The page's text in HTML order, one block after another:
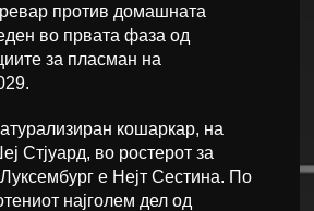
против домашната
во првата фаза од
за пласман на
кошаркар, на
Стјуард, во ростерот за
е Нејт Сестина. По
најголем дел од